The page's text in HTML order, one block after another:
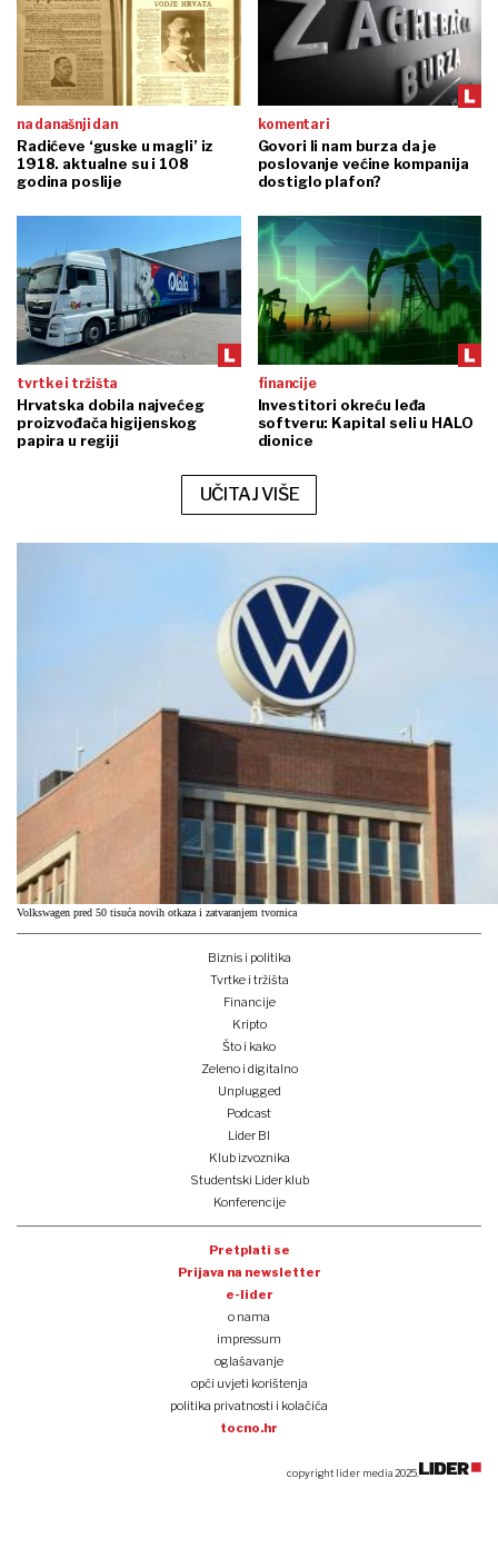
na današnji dan
Radićeve ‘guske u magli’ iz
1918. aktualne su i 108
godina poslije
komentari
Govori li nam burza da je
poslovanje većine kompanija
dostiglo plafon?
tvrtke i tržišta
Hrvatska dobila najvećeg
proizvođača higijenskog
papira u regiji
financije
Investitori okreću leđa
softveru: Kapital seli u HALO
dionice
UČITAJ VIŠE
Volkswagen pred 50 tisuća novih otkaza i zatvaranjem tvornica
Biznis i politika
Tvrtke i tržišta
Financije
Kripto
Što i kako
Zeleno i digitalno
Unplugged
Podcast
Lider BI
Klub izvoznika
Studentski Lider klub
Konferencije
Pretplati se
Prijava na newsletter
e-lider
o nama
impressum
oglašavanje
opći uvjeti korištenja
politika privatnosti i kolačića
tocno.hr
copyright lider media 2025.